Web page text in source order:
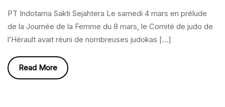
PT Indotama Sakti Sejahtera Le samedi 4 mars en prélude
de la Journée de la Femme du 8 mars, le Comité de judo de
l’Hérault avait réuni de nombreuses judokas […]
Read More